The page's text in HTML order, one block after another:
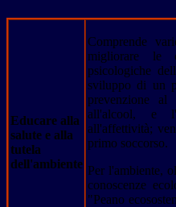
Educare alla
salute e alla
tutela
dell'ambiente
Comprende
migliorare le
psicologiche
sviluppo di un
prevenzione al
all'alcool, e
all'affettività;
primo soccorso.
Per l'ambiente,
conoscenze
"Peano